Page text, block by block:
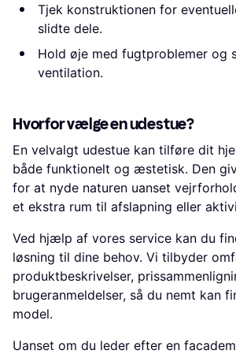
Tjek konstruktionen for
slidte dele.
Hold øje med fugtproblemer og
ventilation.
Hvorfor vælge en udestue?
En velvalgt udestue kan tilføre dit
både funktionelt og æstetisk. Den
for at nyde naturen uanset
et ekstra rum til afslapning eller
Ved hjælp af vores service kan du
løsning til dine behov. Vi tilbyder
produktbeskrivelser,
brugeranmeldelser, så du nemt kan
model.
Uanset om du leder efter en